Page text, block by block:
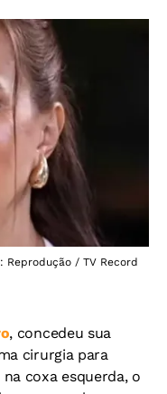
Reprodução / TV Record
, concedeu sua
cirurgia para
coxa esquerda, o